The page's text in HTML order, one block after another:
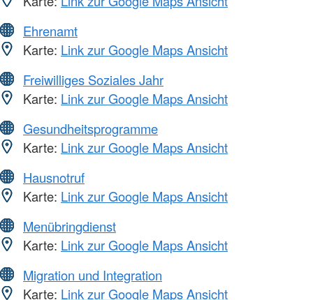
Ehrenamt
Karte: Link zur Google Maps Ansicht
Freiwilliges Soziales Jahr
Karte: Link zur Google Maps Ansicht
Gesundheitsprogramme
Karte: Link zur Google Maps Ansicht
Hausnotruf
Karte: Link zur Google Maps Ansicht
Menübringdienst
Karte: Link zur Google Maps Ansicht
Migration und Integration
Karte: Link zur Google Maps Ansicht